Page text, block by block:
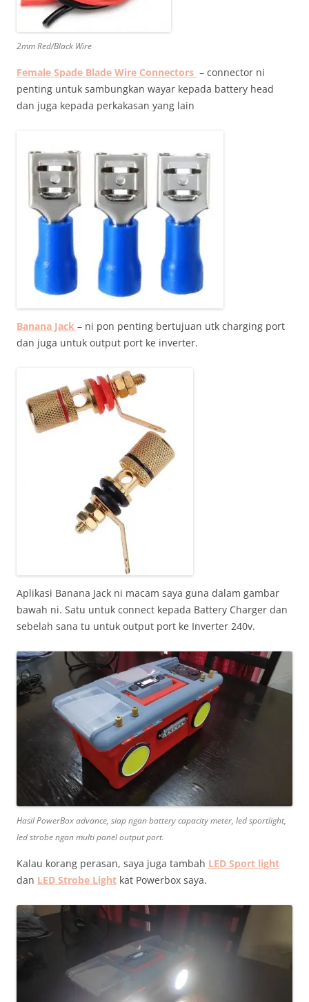
2mm Red/Black Wire
Female Spade Blade Wire Connectors – connector ni
penting untuk sambungkan wayar kepada battery head
dan juga kepada perkakasan yang lain
Banana Jack – ni pon penting bertujuan utk charging port
dan juga untuk output port ke inverter.
Aplikasi Banana Jack ni macam saya guna dalam gambar
bawah ni. Satu untuk connect kepada Battery Charger dan
sebelah sana tu untuk output port ke Inverter 240v.
Hasil PowerBox advance, siap ngan battery capacity meter, led sportlight,
led strobe ngan multi panel output port.
Kalau korang perasan, saya juga tambah LED Sport light
dan LED Strobe Light kat Powerbox saya.